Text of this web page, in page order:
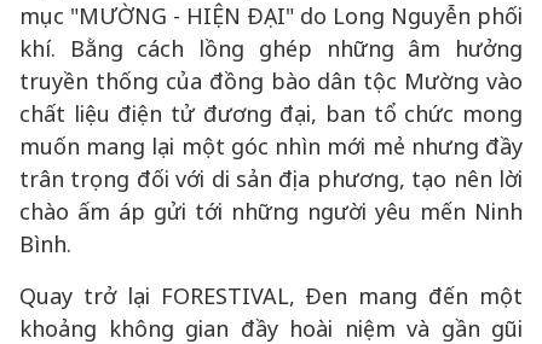
mục "MƯỜNG - HIỆN ĐẠI" do Long Nguyễn phối
khí. Bằng cách lồng ghép những âm hưởng
truyền thống của đồng bào dân tộc Mường vào
chất liệu điện tử đương đại, ban tổ chức mong
muốn mang lại một góc nhìn mới mẻ nhưng đầy
trân trọng đối với di sản địa phương, tạo nên lời
chào ấm áp gửi tới những người yêu mến Ninh
Bình.
Quay trở lại FORESTIVAL, Đen mang đến một
khoảng không gian đầy hoài niệm và gần gũi